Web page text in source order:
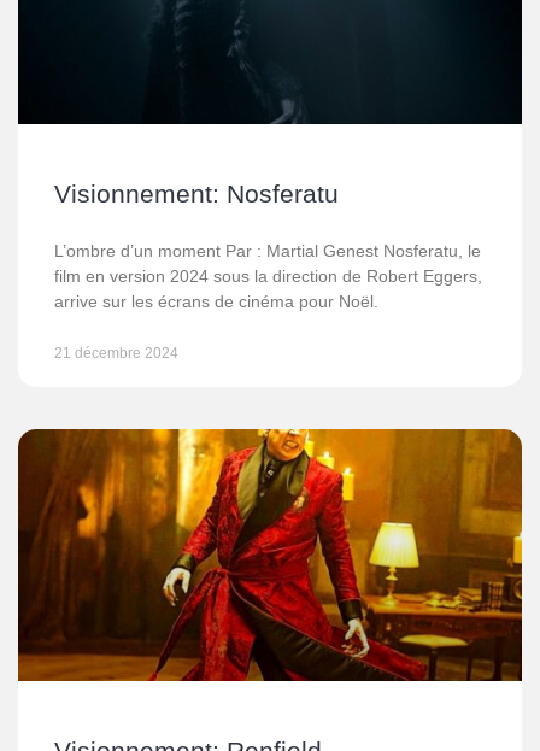
Visionnement: Nosferatu
L’ombre d’un moment Par : Martial Genest Nosferatu, le
film en version 2024 sous la direction de Robert Eggers,
arrive sur les écrans de cinéma pour Noël.
21 décembre 2024